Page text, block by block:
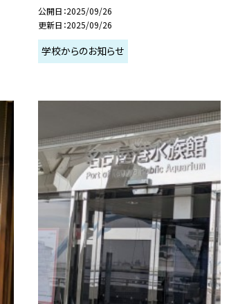
公開日 2025/09/26
更新日 2025/09/26
学校からのお知らせ